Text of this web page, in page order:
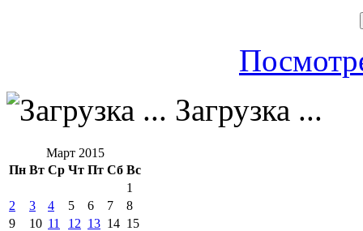
Загрузка ...
Март 2015
Пн Вт Ср Чт Пт Сб Вс
1
2
3 4 5 6 7
8
9
10 11 12 13 14 15